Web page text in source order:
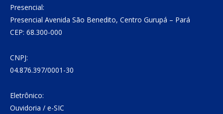
Presencial:
Presencial Avenida São Benedito, Centro Gurupá – Pará
CEP: 68.300-000
CNPJ:
04.876.397/0001-30
Eletrônico:
Ouvidoria / e-SIC